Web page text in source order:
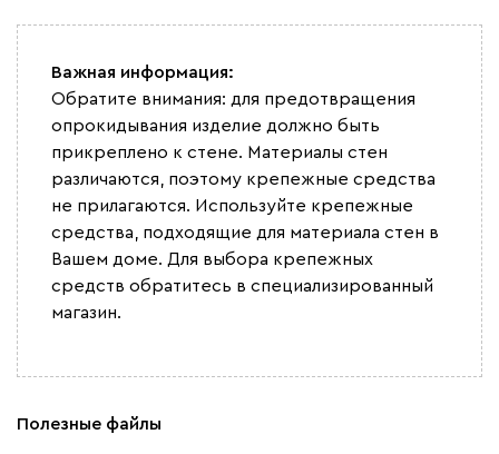
Важная информация:
Обратите внимания: для предотвращения
опрокидывания изделие должно быть
прикреплено к стене. Материалы стен
различаются, поэтому крепежные средства
не прилагаются. Используйте крепежные
средства, подходящие для материала стен в
Вашем доме. Для выбора крепежных
средств обратитесь в специализированный
магазин.
Полезные файлы